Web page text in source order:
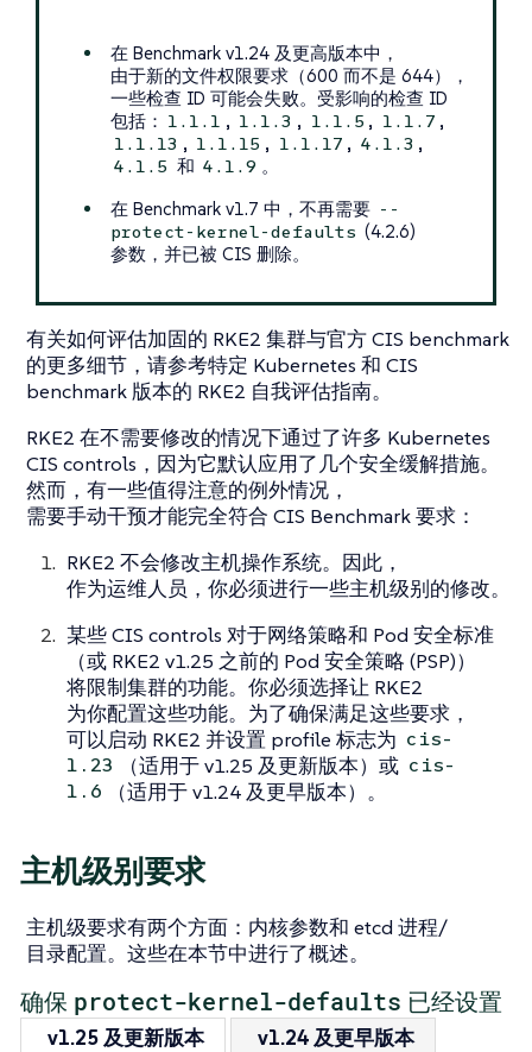
在 Benchmark v1.24 及更高版本中，
由于新的文件权限要求（600 而不是 644），
一些检查 ID 可能会失败。受影响的检查 ID
包括： 1.1.1 , 1.1.3 , 1.1.5 , 1.1.7 ,
1.1.13 , 1.1.15 , 1.1.17 , 4.1.3 ,
4.1.5 和 4.1.9 。
在 Benchmark v1.7 中，不再需要 --
protect-kernel-defaults (4.2.6)
参数，并已被 CIS 删除。
有关如何评估加固的 RKE2 集群与官方 CIS benchmark
的更多细节，请参考特定 Kubernetes 和 CIS
benchmark 版本的 RKE2 自我评估指南。
RKE2 在不需要修改的情况下通过了许多 Kubernetes
CIS controls，因为它默认应用了几个安全缓解措施。
然而，有一些值得注意的例外情况，
需要手动干预才能完全符合 CIS Benchmark 要求：
RKE2 不会修改主机操作系统。因此，
作为运维人员，你必须进行一些主机级别的修改。
某些 CIS controls 对于网络策略和 Pod 安全标准
（或 RKE2 v1.25 之前的 Pod 安全策略 (PSP)）
将限制集群的功能。你必须选择让 RKE2
为你配置这些功能。为了确保满足这些要求，
可以启动 RKE2 并设置 profile 标志为 cis-
1.23
（适用于 v1.25 及更新版本）或 cis-
1.6
（适用于 v1.24 及更早版本）。
主机级别要求
主机级要求有两个方面：内核参数和 etcd 进程/
目录配置。这些在本节中进行了概述。
确保 protect-kernel-defaults 已经设置
v1.25 及更新版本 v1.24 及更早版本